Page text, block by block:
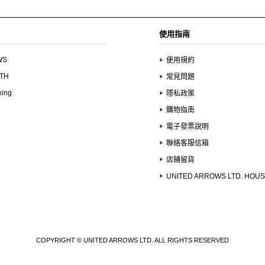
使用指南
使用規約
常見問題
隱私政策
購物指南
電子發票說明
聯絡客服信箱
店鋪留貨
UNITED ARROWS LTD.
COPYRIGHT © UNITED ARROWS LTD. ALL RIGHTS RESERVED